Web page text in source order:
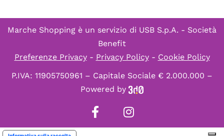
Marche Shopping è un servizio di USB S.p.A. - Società
Benefit
Preferenze Privacy- Privacy Policy- Cookie Policy
P.IVA: 11905750961 – Capitale Sociale € 2.000.000 –
Powered by